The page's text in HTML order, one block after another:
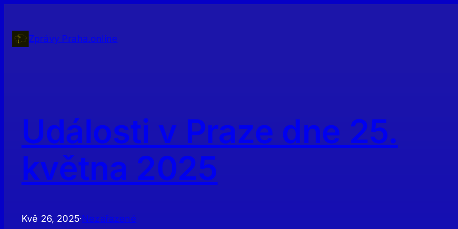
obsahZprávy Praha.online
Události v Praze dne 25.
května 2025
Kvě 26, 2025·Nezařazené